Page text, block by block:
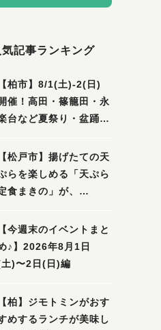
記事ランキング
【柏市】8/1(土)‐2(日)
催！高田・篠籠田・永
台など夏祭り・盆踊り
【松戸市】揚げたての天
らを楽しめる「天ぷら
食まきの」が、
【今週末のイベントまと
♪】2026年8月1日
)〜2日(日)編
【柏】ジモトミンがおす
めするランチが美味し